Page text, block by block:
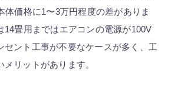
体価格に1〜3万円程度の差がありま
14畳用まではエアコンの電源が100V
セント工事が不要なケースが多く、工
リットがあります。